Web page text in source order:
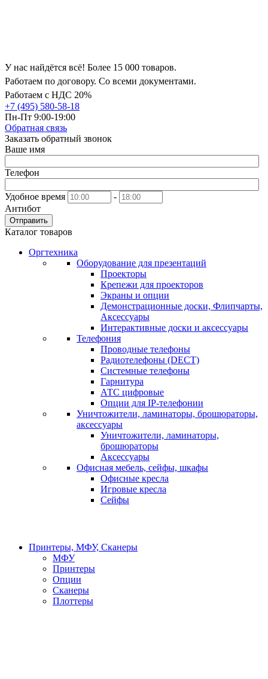
У нас найдётся всё! Более 15 000 товаров.
Работаем по договору. Со всеми документами.
Работаем с НДС 20%
+7 (495) 580-58-18
Пн-Пт 9:00-19:00
Обратная связь
Заказать обратный звонок
Ваше имя
Телефон
Удобное время
-
Антибот
Отправить
Каталог товаров
Оргтехника
Оборудование для презентаций
Проекторы
Крепежи для проекторов
Экраны и опции
Демонстрационные доски, Флипчарты,
Аксессуары
Интерактивные доски и аксессуары
Телефония
Проводные телефоны
Радиотелефоны (DECT)
Системные телефоны
Гарнитура
АТС цифровые
Опции для IP-телефонии
Уничтожители, ламинаторы, брошюраторы,
аксессуары
Уничтожители, ламинаторы,
брошюраторы
Аксессуары
Офисная мебель, сейфы, шкафы
Офисные кресла
Игровые кресла
Сейфы
Принтеры, МФУ, Сканеры
МФУ
Принтеры
Опции
Сканеры
Плоттеры